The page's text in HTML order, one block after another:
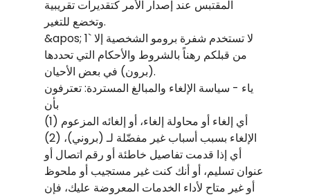
المقتبس عند إصدار الأمر كتقديرات تقريبية
وتخضع للتغير.
&apos; 1` لا تستخدم شفرة برومو الشخصية إلا
من قبلكم رهناً بالشروط والأحكام التي تحددها
(برون) في بعض الأحيان.
ياء - سياسة الإلغاء والمبالغ المستردة: تعترفون
بأن
(1) أي إلغاء أو محاولة إلغاء، أو إلغائه المزعوم
(2) الإلغاء بسبب أسباب غير مفضّلة لـ (بروني)،
أي إذا قدمت تفاصيل خاطئة أو رقم اتصال أو
عنوان تسليم، أو أنك كنت غير مستجيب أو ملحوظ
أو غير متاح لأداء الخدمات المعروضة عليك، فإن